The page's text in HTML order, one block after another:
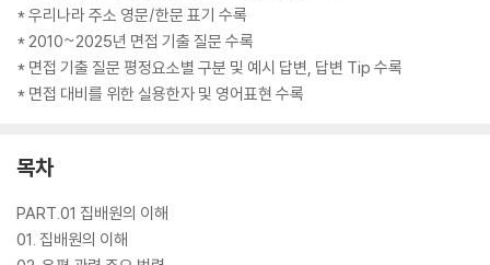
* 우리나라 주소 영문/한문 표기 수록
* 2010~2025년 면접 기출 질문 수록
* 면접 기출 질문 평정요소별 구분 및 예시 답변, 답변 Tip 수록
* 면접 대비를 위한 실용한자 및 영어표현 수록
목차
PART.01 집배원의 이해
01. 집배원의 이해